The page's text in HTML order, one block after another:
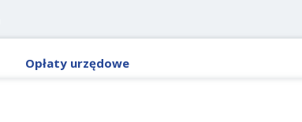
Opłaty urzędowe